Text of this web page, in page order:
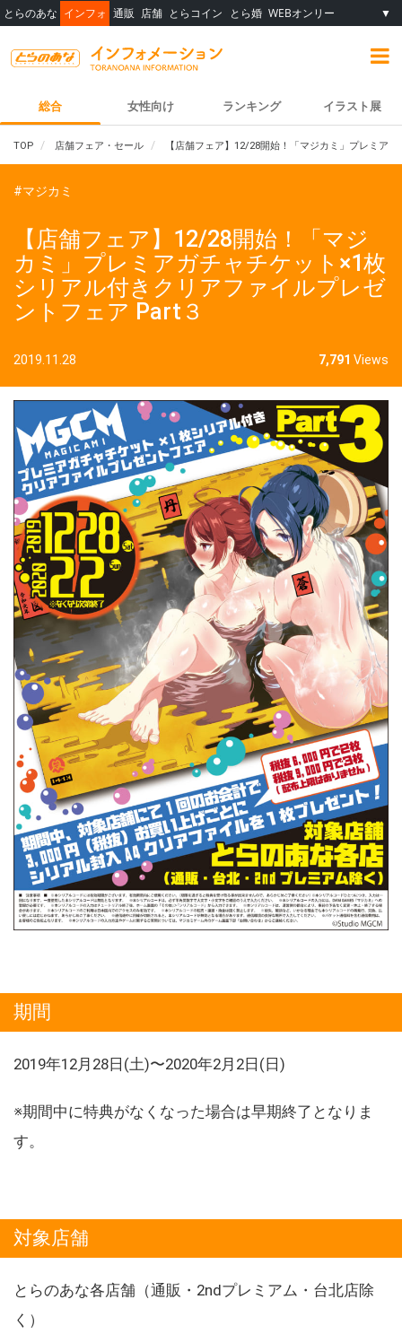
とらのあな インフォ 通販 店舗 とらコイン とら婚 WEBオンリー ▼
総合 女性向け ランキング イラスト展
TOP 店舗フェア・セール 【店舗フェア】12/28開始！「マジカミ」プレミア
#マジカミ
【店舗フェア】12/28開始！「マジ
カミ」プレミアガチャチケット×1枚
シリアル付きクリアファイルプレゼ
ントフェア Part３
2019.11.28 7,791 Views
期間
2019年12月28日(土)〜2020年2月2日(日)
※期間中に特典がなくなった場合は早期終了となりま
す。
対象店舗
とらのあな各店舗（通販・2ndプレミアム・台北店除
く）